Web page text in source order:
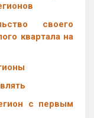
своего
квартала на
с первым